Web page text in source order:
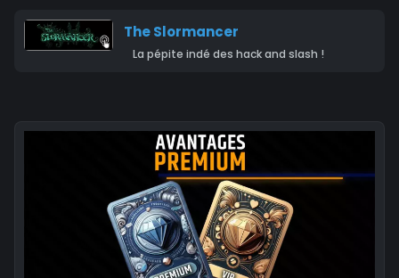
The Slormancer
La pépite indé des hack and slash !